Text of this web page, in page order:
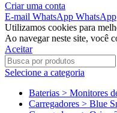
Criar uma conta
E-mail WhatsApp WhatsApp
Utilizamos cookies para
Ao navegar neste site, você
Aceitar
Selecione a categoria
Baterias > Monitores
Carregadores > Blue